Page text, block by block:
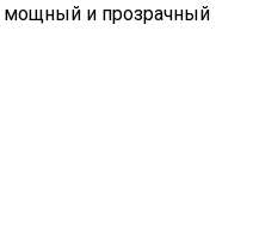
мощный и прозрачный